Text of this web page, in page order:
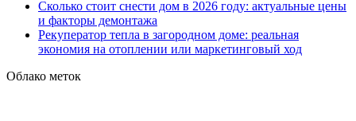
Сколько стоит снести дом в 2026 году: актуальные цены
и факторы демонтажа
Рекуператор тепла в загородном доме: реальная
экономия на отоплении или маркетинговый ход
Облако меток